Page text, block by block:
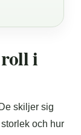
i
skiljer sig
och hur